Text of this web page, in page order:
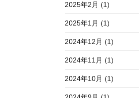
2025年2月 (1)
2025年1月 (1)
2024年12月 (1)
2024年11月 (1)
2024年10月 (1)